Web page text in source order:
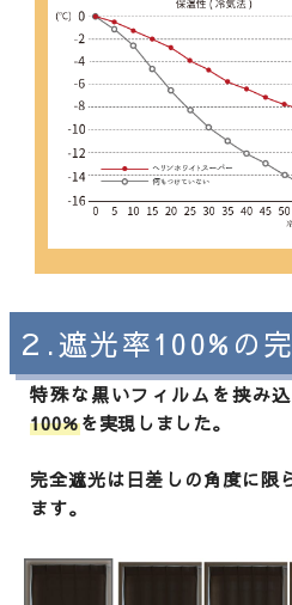
２.遮光率100%の
特殊な黒いフィルムを挟み
100％を実現しました。
完全遮光は日差しの角度に限
ます。